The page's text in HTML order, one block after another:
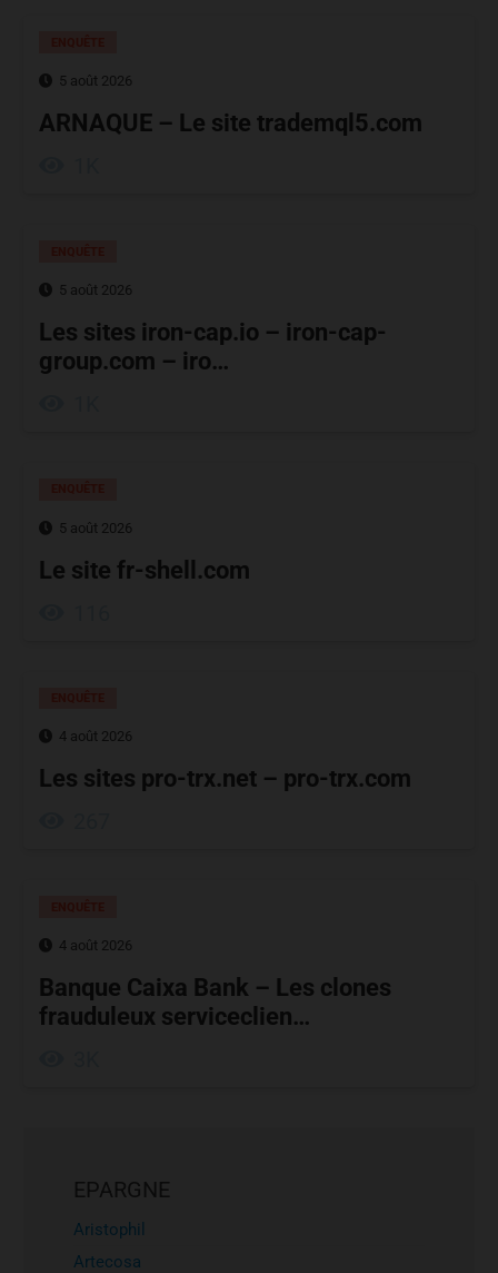
5 août 2026
ARNAQUE – Le site trademql5.com
5 août 2026
Les sites iron-cap.io – iron-cap-
group.com – iro…
5 août 2026
Le site fr-shell.com
4 août 2026
Les sites pro-trx.net – pro-trx.com
4 août 2026
Banque Caixa Bank – Les clones
frauduleux serviceclien…
EPARGNE
Aristophil
Artecosa